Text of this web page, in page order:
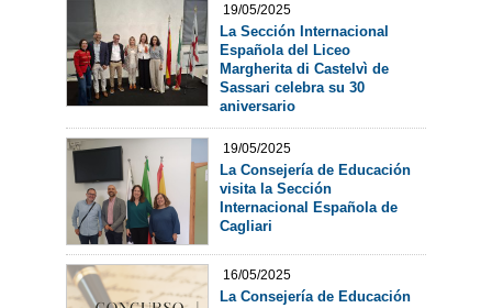
19/05/2025
La Sección Internacional
Española del Liceo
Margherita di Castelvì de
Sassari celebra su 30
aniversario
19/05/2025
La Consejería de Educación
visita la Sección
Internacional Española de
Cagliari
16/05/2025
La Consejería de Educación